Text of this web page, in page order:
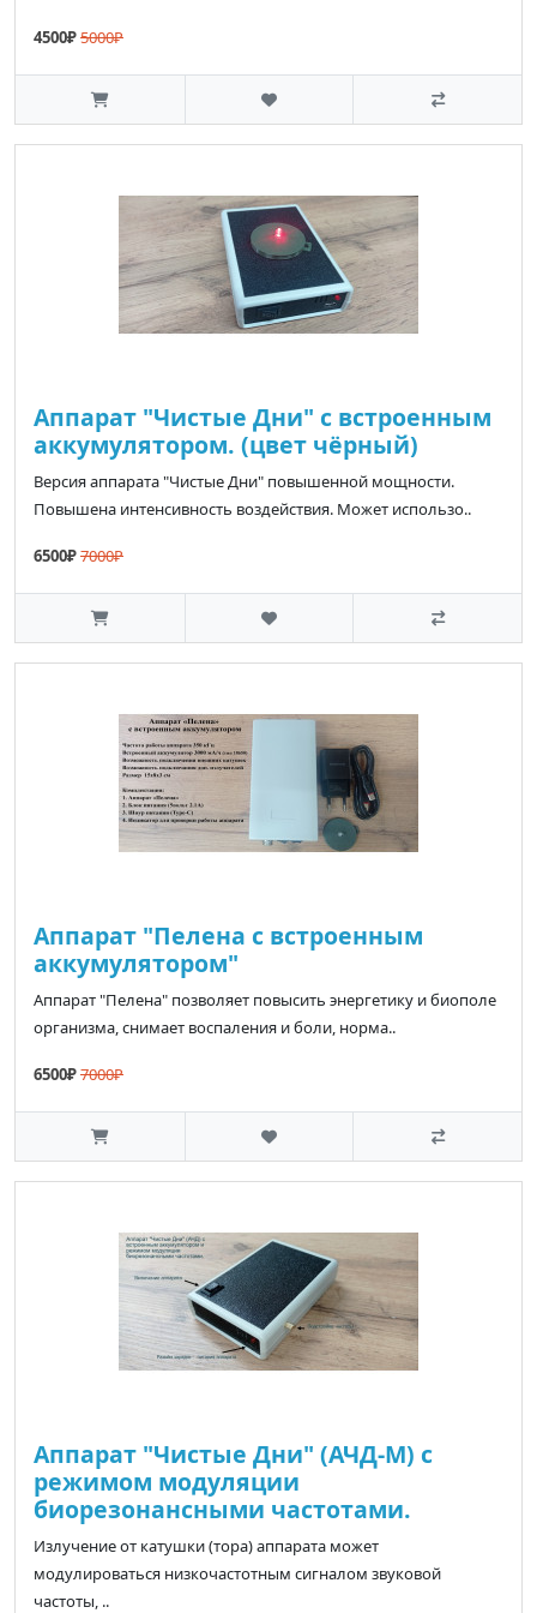
4500₽5000₽
Аппарат "Чистые Дни" с встроенным
аккумулятором. (цвет чёрный)
Версия аппарата "Чистые Дни" повышенной мощности.
Повышена интенсивность воздействия. Может использо..
6500₽7000₽
Аппарат "Пелена с встроенным
аккумулятором"
Аппарат "Пелена" позволяет повысить энергетику и биополе
организма, снимает воспаления и боли, норма..
6500₽7000₽
Аппарат "Чистые Дни" (АЧД-М) с
режимом модуляции
биорезонансными частотами.
Излучение от катушки (тора) аппарата может
модулироваться низкочастотным сигналом звуковой
частоты, ..